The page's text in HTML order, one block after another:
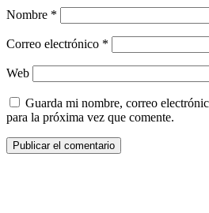
Nombre *
Correo electrónico *
Web
Guarda mi nombre, correo
para la próxima vez que comente.